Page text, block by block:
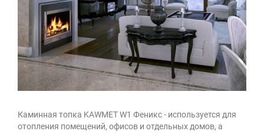
Каминная топка KAWMET W1 Феникс - используется для
отопления помещений, офисов и отдельных домов, а